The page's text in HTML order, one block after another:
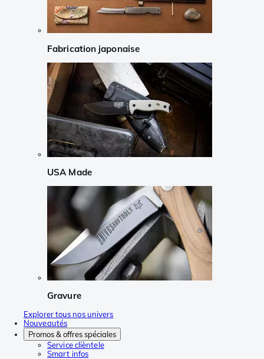
Fabrication japonaise
USA Made
Gravure
Explorer tous nos univers
Nouveautés
Promos & offres spéciales
Service clièntele
Smart infos